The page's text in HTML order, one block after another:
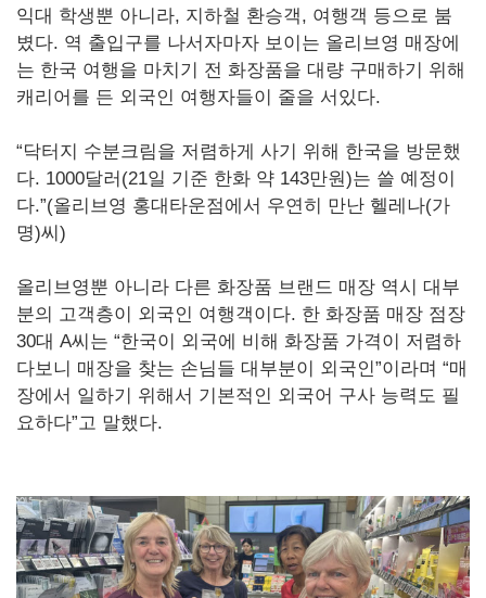
익대 학생뿐 아니라, 지하철 환승객, 여행객 등으로 붐
볐다. 역 출입구를 나서자마자 보이는 올리브영 매장에
는 한국 여행을 마치기 전 화장품을 대량 구매하기 위해
캐리어를 든 외국인 여행자들이 줄을 서있다.
“닥터지 수분크림을 저렴하게 사기 위해 한국을 방문했
다. 1000달러(21일 기준 한화 약 143만원)는 쓸 예정이
다.”(올리브영 홍대타운점에서 우연히 만난 헬레나(가
명)씨)
올리브영뿐 아니라 다른 화장품 브랜드 매장 역시 대부
분의 고객층이 외국인 여행객이다. 한 화장품 매장 점장
30대 A씨는 “한국이 외국에 비해 화장품 가격이 저렴하
다보니 매장을 찾는 손님들 대부분이 외국인”이라며 “매
장에서 일하기 위해서 기본적인 외국어 구사 능력도 필
요하다”고 말했다.